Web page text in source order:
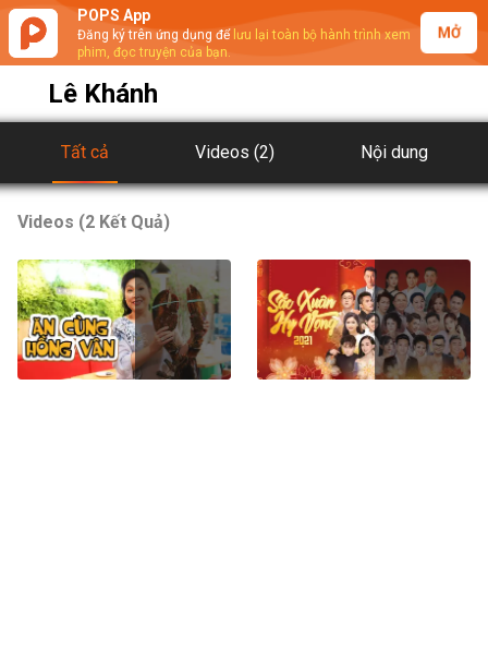
POPS App
Đăng ký trên ứng dụng để lưu lại toàn bộ hành trình xem
phim, đọc truyện của bạn.
MỞ
Lê Khánh
Tất cả Videos (2) Nội dung
Videos (2 Kết Quả)